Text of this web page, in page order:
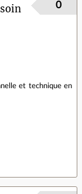
0
et technique en